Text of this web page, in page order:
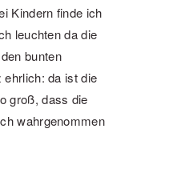
Kindern finde ich
leuchten da die
bunten
ehrlich: da ist die
groß, dass die
wahrgenommen